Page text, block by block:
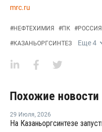
mrc.ru
#НЕФТЕХИМИЯ #ПК #РОССИЯ
#КАЗАНЬОРГСИНТЕЗ Еще4
Похожие новости
29 Июля, 2026